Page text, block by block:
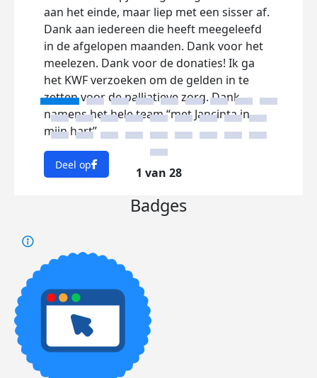
aan het einde, maar liep met een sisser af.
Dank aan iedereen die heeft meegeleefd
in de afgelopen maanden. Dank voor het
meelezen. Dank voor de donaties! Ik ga
het KWF verzoeken om de gelden in te
zetten voor de palliatieve zorg. Dank
namens het hele team “met Jancinta in
mijn hart”
Deel op
1 van 28
Badges